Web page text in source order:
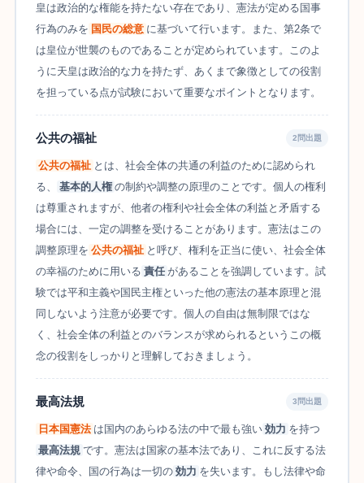
皇は政治的な権能を持たない存在であり、憲法が定める国事
行為のみを 国民の総意 に基づいて行います。また、第2条で
は皇位が世襲のものであることが定められています。このよ
うに天皇は政治的な力を持たず、あくまで象徴としての役割
を担っている点が試験において重要なポイントとなります。
公共の福祉 2問出題
公共の福祉 とは、社会全体の共通の利益のために認められ
る、
基本的人権 の制約や調整の原理のことです。個人の権利
は尊重されますが、他者の権利や社会全体の利益と矛盾する
場合には、一定の調整を受けることがあります。憲法はこの
調整原理を 公共の福祉 と呼び、権利を正当に使い、社会全体
の幸福のために用いる 責任 があることを強調しています。試
験では平和主義や国民主権といった他の憲法の基本原理と混
同しないよう注意が必要です。個人の自由は無制限ではな
く、社会全体の利益とのバランスが求められるというこの概
念の役割をしっかりと理解しておきましょう。
最高法規 3問出題
日本国憲法 は国内のあらゆる法の中で最も強い 効力 を持つ
最高法規 です。憲法は国家の基本法であり、これに反する法
律や命令、国の行為は一切の 効力 を失います。もし法律や命